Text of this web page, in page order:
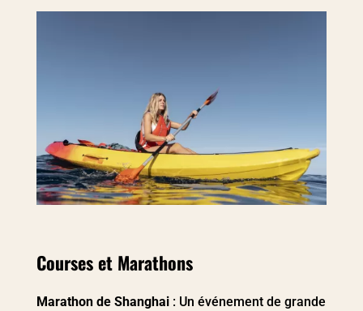
Courses et Marathons
Marathon de Shanghai: Un événement de grande